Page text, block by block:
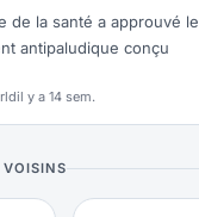
de la santé a approuvé le
antipaludique conçu
il y a 14 sem.
VOISINS